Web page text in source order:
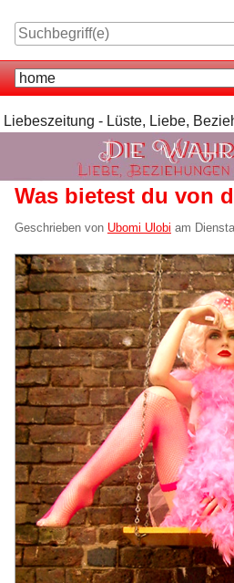
Navigation
Liebeszeitung - Lüste, Liebe,
Was bietest du von
Geschrieben von Ubomi Ulobi am